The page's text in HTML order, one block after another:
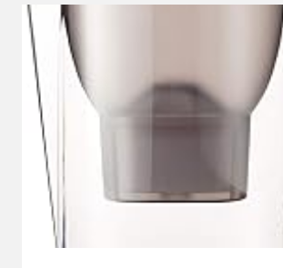
EMPFANG,
12000MAH
WIEDERAUFLADBARE
I…